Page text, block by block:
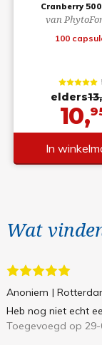
Cranberry
van
100
elders
10,
In
Wat
Anoniem |
Heb nog niet echt
Toegevoegd op